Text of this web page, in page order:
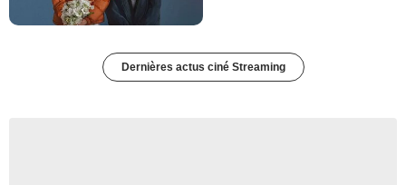
Dernières actus ciné Streaming